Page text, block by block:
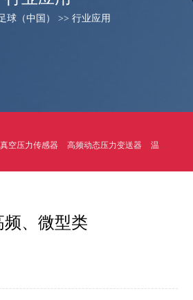
球（中国） >> 行业应用
真空压力传感器 高频动态压力变送器 温压一体式压力传感器
频、微型类